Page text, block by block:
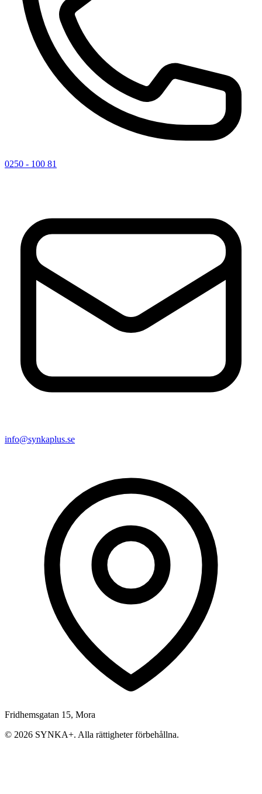
0250 - 100 81
info@synkaplus.se
Fridhemsgatan 15, Mora
© 2026 SYNKA+. Alla rättigheter förbehållna.